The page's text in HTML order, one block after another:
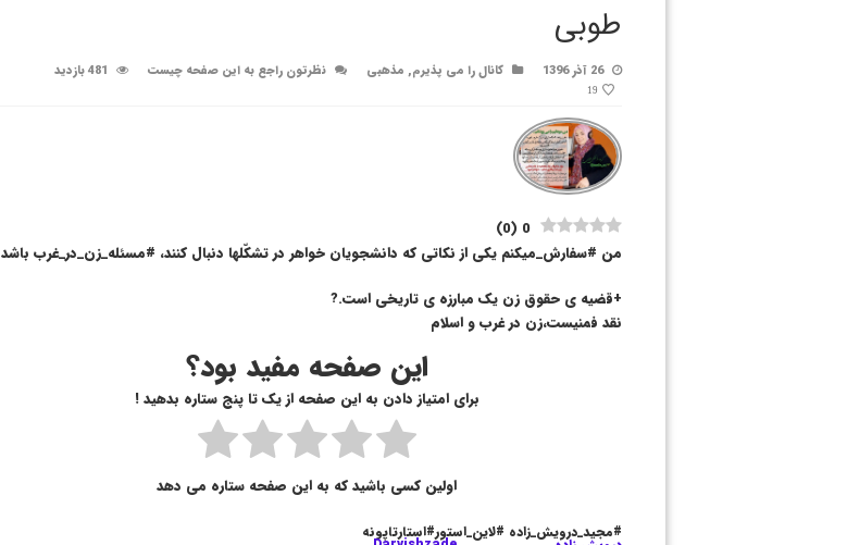
طوبی
26 آذر 1396 کانال را می پذیرم, مذهبی نظرتون راجع به این صفحه چیست 481 بازدید
19
0
(
0
)
من #سفارش_میکنم یکی از نکاتی که دانشجویان خواهر در تشکّلها دنبال کنند، #مسئله_زن_در_غرب باشد
+قضیه ی حقوق زن یک مبارزه ی تاریخی است.?
نقد فمنیست،زن در غرب و اسلام
این صفحه مفید بود؟
برای امتیاز دادن به این صفحه از یک تا پنج ستاره بدهید !
اولین کسی باشید که به این صفحه ستاره می دهد
#مجید_درویش_زاده #لاین_استور#استارتاپونه